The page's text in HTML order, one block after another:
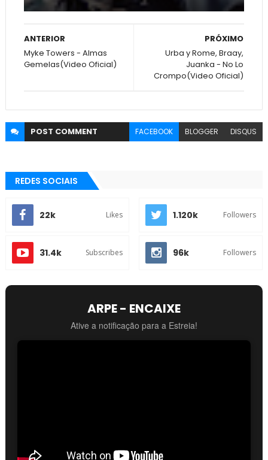
PRÓXIMO
Urba y Rome, Braay,
Juanka - No Lo
Crompo(Video Oficial)
ANTERIOR
Myke Towers - Almas
Gemelas(Video Oficial)
POST COMMENT FACEBOOK BLOGGER DISQUS
REDES SOCIAIS
22k Likes 1.120k Followers
31.4k Subscribes 96k Followers
ARPE - ENCAIXE
Ative a notificação para a Estreia!